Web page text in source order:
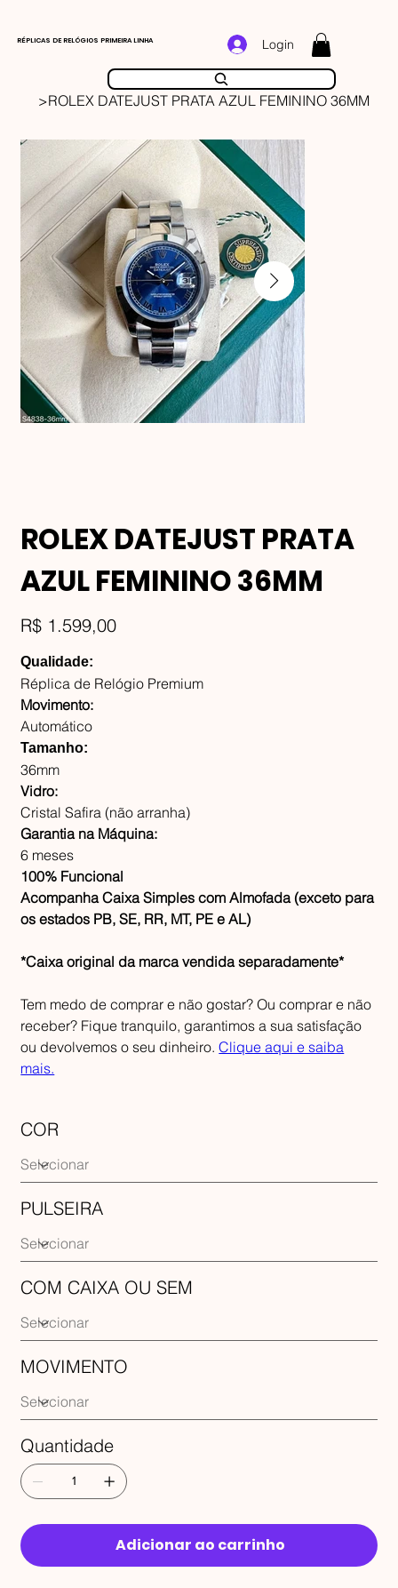
RÉPLICAS DE RELÓGIOS PRIMEIRA LINHA Login
>ROLEX DATEJUST PRATA AZUL FEMININO 36MM
ROLEX DATEJUST PRATA
AZUL FEMININO 36MM
Preço
R$ 1.599,00
Qualidade:
Réplica de Relógio Premium
Movimento:
Automático
Tamanho:
36mm
Vidro:
Cristal Safira (não arranha)
Garantia na Máquina:
6 meses
100% Funcional
Acompanha Caixa Simples com Almofada (exceto para
os estados PB, SE, RR, MT, PE e AL)
*Caixa original da marca vendida separadamente*
Tem medo de comprar e não gostar? Ou comprar e não
receber? Fique tranquilo, garantimos a sua satisfação
ou devolvemos o seu dinheiro.Clique aqui e saiba
mais.
COR
PULSEIRA
COM CAIXA OU SEM
MOVIMENTO
Quantidade
Adicionar ao carrinho